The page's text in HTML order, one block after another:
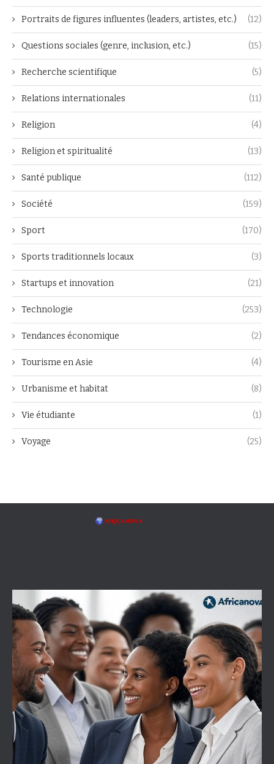
Portraits de figures influentes (leaders, artistes, etc.) (12)
Questions sociales (genre, inclusion, etc.) (15)
Recherche scientifique (5)
Relations internationales (11)
Religion (4)
Religion et spiritualité (13)
Santé publique (112)
Société (159)
Sport (170)
Sports traditionnels locaux (3)
Startups et innovation (21)
Technologie (253)
Tendances économique (2)
Tourisme en Asie (4)
Urbanisme et habitat (8)
Vie étudiante (1)
Voyage (25)